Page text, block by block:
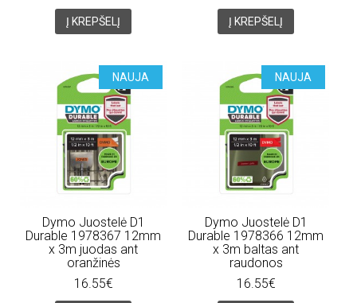
Į KREPŠELĮ Į KREPŠELĮ
NAUJA
Dymo Juostelė D1
Durable 1978367 12mm
x 3m juodas ant
oranžinės
16.55€
NAUJA
Dymo Juostelė D1
Durable 1978366 12mm
x 3m baltas ant
raudonos
16.55€